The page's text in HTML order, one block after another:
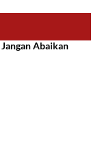
Abaikan